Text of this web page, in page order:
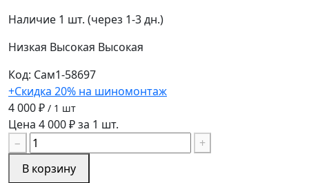
Наличие 1 шт. (через 1-3 дн.)
Низкая Высокая Высокая
Код: Сам1-58697
+Скидка 20% на шиномонтаж
4 000 ₽ / 1 шт
Цена 4 000 ₽ за 1 шт.
−
+
В корзину